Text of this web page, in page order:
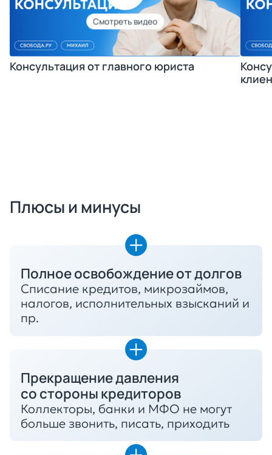
Консультация от главного юриста
Плюсы и минусы
Полное освобождение от долгов
Списание кредитов, микрозаймов,
налогов, исполнительных взысканий и
пр.
Прекращение давления
со стороны кредиторов
Коллекторы, банки и МФО не могут
больше звонить, писать, приходить